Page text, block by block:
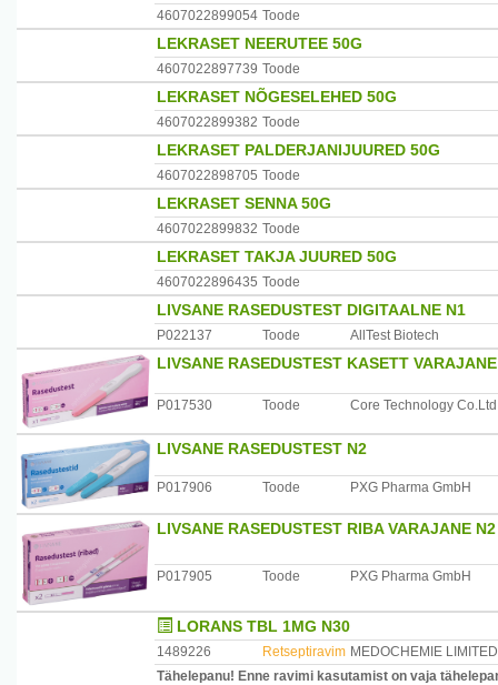
4607022899054 Toode
LEKRASET NEERUTEE 50G
4607022897739 Toode
LEKRASET NÕGESELEHED 50G
4607022899382 Toode
LEKRASET PALDERJANIJUURED 50G
4607022898705 Toode
LEKRASET SENNA 50G
4607022899832 Toode
LEKRASET TAKJA JUURED 50G
4607022896435 Toode
LIVSANE RASEDUSTEST DIGITAALNE N1
P022137 Toode AllTest Biotech
LIVSANE RASEDUSTEST KASETT
P017530 Toode Core Technology Co.Ltd
LIVSANE RASEDUSTEST N2
P017906 Toode PXG Pharma GmbH
LIVSANE RASEDUSTEST RIBA VARAJANE N2
P017905 Toode PXG Pharma GmbH
LORANS TBL 1MG N30
1489226 Retseptiravim MEDOCHEMIE LIMITED
Tähelepanu! Enne ravimi kasutamist on vaja